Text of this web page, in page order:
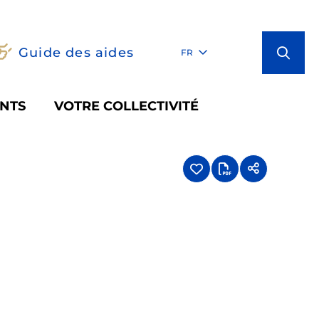
Guide des aides FR
VOTRE COLLECTIVITÉ